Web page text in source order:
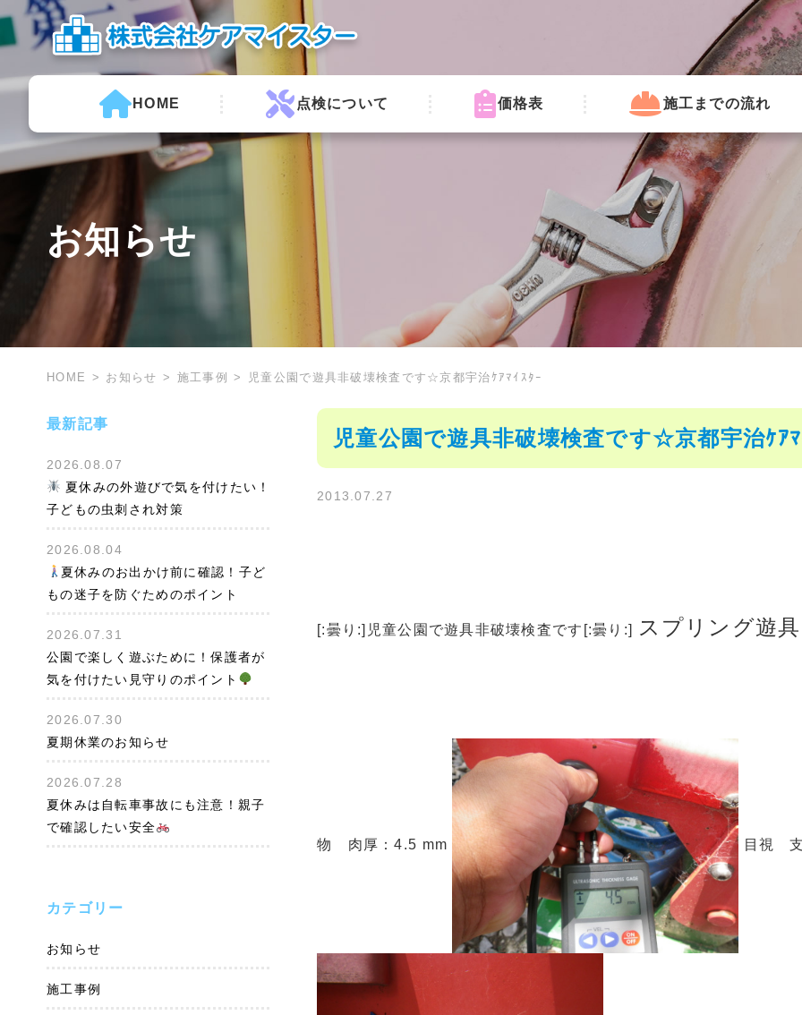
HOME 点検について 価格表 施工までの流れ
お知らせ
HOME お知らせ 施工事例 児童公園で遊具非破壊検査です☆京都宇治ｹｱﾏｲｽﾀｰ
最新記事
2026.08.07
夏休みの外遊びで気を付けたい！
子どもの虫刺され対策
2026.08.04
夏休みのお出かけ前に確認！子ど
もの迷子を防ぐためのポイント
2026.07.31
公園で楽しく遊ぶために！保護者が
気を付けたい見守りのポイント
2026.07.30
夏期休業のお知らせ
2026.07.28
夏休みは自転車事故にも注意！親子
で確認したい安全
カテゴリー
お知らせ
施工事例
児童公園で遊具非破壊検査です☆京都宇治ｹｱ
2013.07.27
[:曇り:]児童公園で遊具非破壊検査です[:曇り:] スプリング遊具
物 肉厚：4.5 mm 目視 支